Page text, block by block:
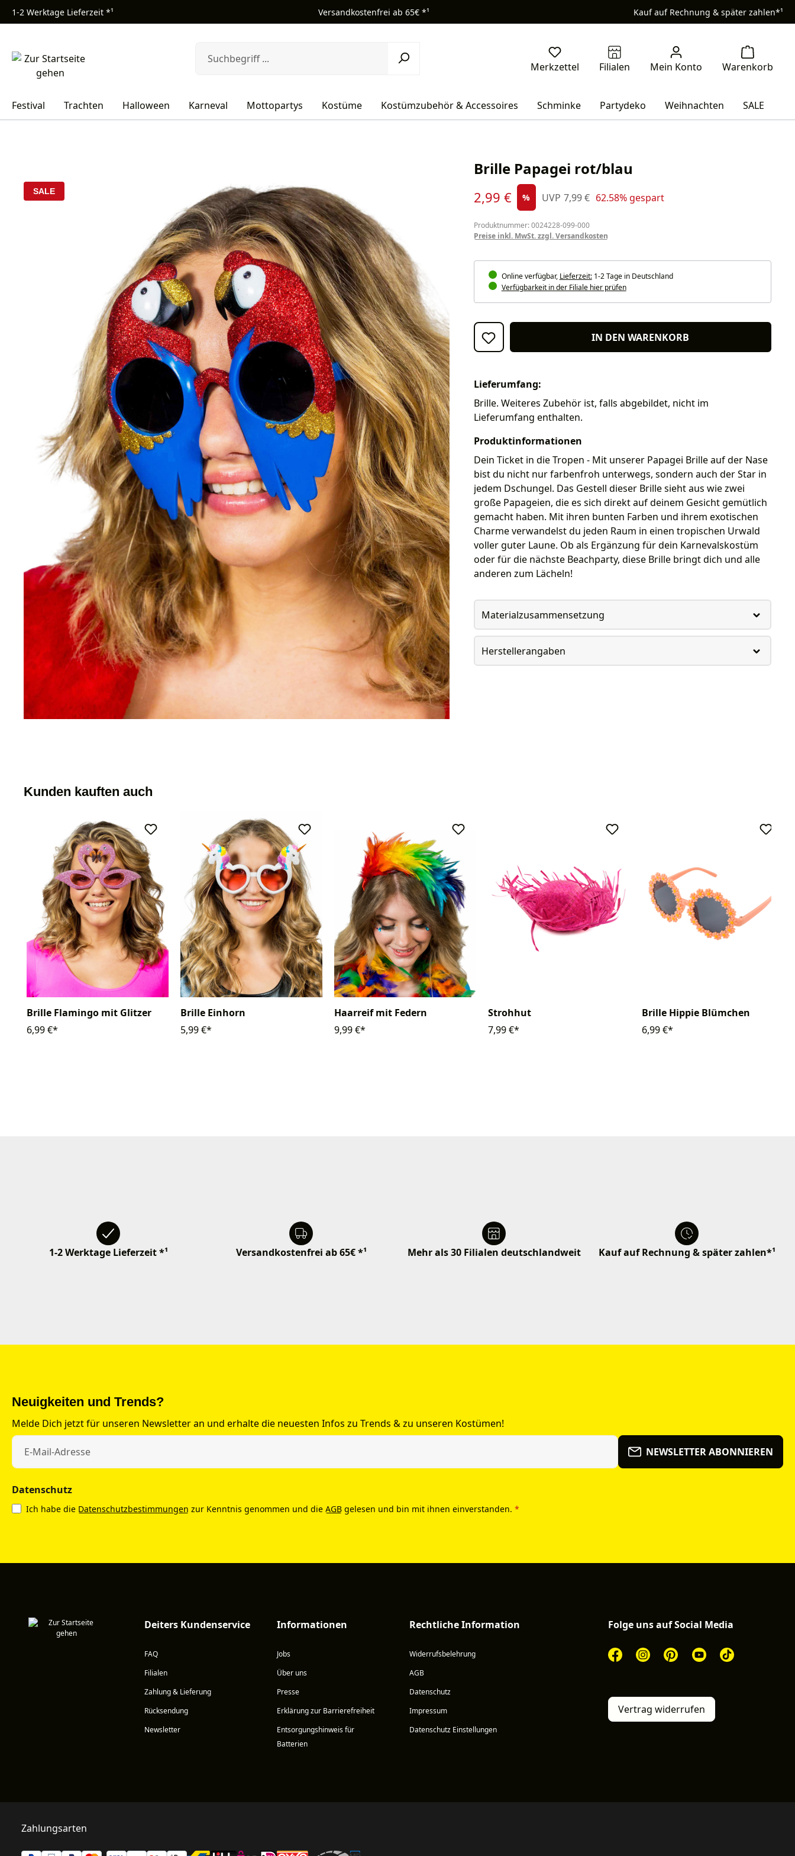
Hauptinhalt springen
Zur Suche springen
Zur Hauptnavigation springen
1-2 Werktage Lieferzeit *¹ Versandkostenfrei ab 65€ *¹ Kauf auf Rechnung & später zahlen*¹
Festival Trachten Halloween Karneval Mottopartys Kostüme Kostümzubehör & Accessoires Schminke Partydeko Weihnachten SALE
SALE
Brille Papagei rot/blau
Verkaufspreis:
2,99 € % UVP
Regulärer Preis:
7,99 € 62.58% gespart
Produktnummer: 0024228-099-000
Preise inkl. MwSt. zzgl. Versandkosten
Online verfügbar, Lieferzeit:1-2 Tage in Deutschland
Verfügbarkeit in der Filiale hier prüfen
IN DEN WARENKORB
Lieferumfang:
Brille. Weiteres Zubehör ist, falls abgebildet, nicht im
Lieferumfang enthalten.
Produktinformationen
Dein Ticket in die Tropen - Mit unserer Papagei Brille auf der Nase
bist du nicht nur farbenfroh unterwegs, sondern auch der Star in
jedem Dschungel. Das Gestell dieser Brille sieht aus wie zwei
große Papageien, die es sich direkt auf deinem Gesicht gemütlich
gemacht haben. Mit ihren bunten Farben und ihrem exotischen
Charme verwandelst du jeden Raum in einen tropischen Urwald
voller guter Laune. Ob als Ergänzung für dein Karnevalskostüm
oder für die nächste Beachparty, diese Brille bringt dich und alle
anderen zum Lächeln!
Materialzusammensetzung
Herstellerangaben
Kunden kauften auch
Brille Flamingo mit Glitzer
6,99 €*
Brille Einhorn
5,99 €*
Haarreif mit Federn
9,99 €*
Strohhut
7,99 €*
Brille Hippie Blümchen
6,99 €*
1-2 Werktage Lieferzeit *¹ Versandkostenfrei ab 65€ *¹ Mehr als 30 Filialen deutschlandweit Kauf auf Rechnung & später zahlen*¹
Neuigkeiten und Trends?
Melde Dich jetzt für unseren Newsletter an und erhalte die neuesten Infos zu Trends & zu unseren Kostümen!
NEWSLETTER ABONNIEREN
Datenschutz
Ich habe die Datenschutzbestimmungen zur Kenntnis genommen und die AGB gelesen und bin mit ihnen einverstanden. *
Deiters Kundenservice
FAQ
Filialen
Zahlung & Lieferung
Rücksendung
Newsletter
Informationen
Jobs
Über uns
Presse
Erklärung zur Barrierefreiheit
Entsorgungshinweis für
Batterien
Rechtliche Information
Widerrufsbelehrung
AGB
Datenschutz
Impressum
Datenschutz Einstellungen
Folge uns auf Social Media
Vertrag widerrufen
Zahlungsarten